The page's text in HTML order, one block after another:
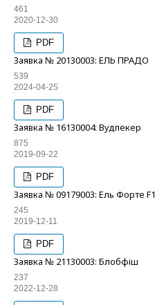
461
2020-12-30
PDF
Заявка № 20130003: ЕЛЬ ПРАДО
539
2024-04-25
PDF
Заявка № 16130004: Вудпекер
875
2019-09-22
PDF
Заявка № 09179003: Ель Форте F1
245
2019-12-11
PDF
Заявка № 21130003: Блобфіш
237
2022-12-28